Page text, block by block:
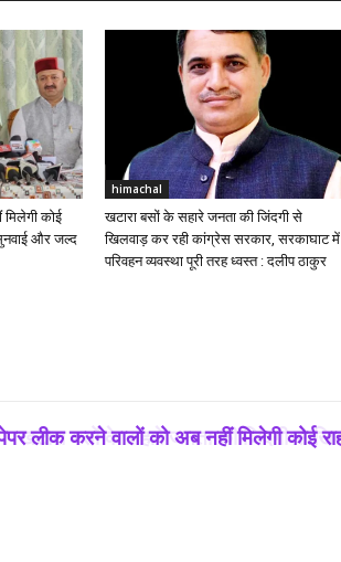
कोई
और जल्द
himachal
खटारा बसों के सहारे जनता की जिंदगी से
खिलवाड़ कर रही कांग्रेस सरकार, सरकाघाट में
परिवहन व्यवस्था पूरी तरह ध्वस्त : दलीप ठाकुर